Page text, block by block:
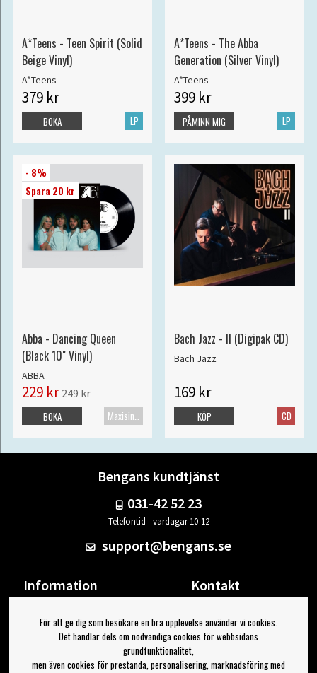
A*Teens - Teen Spirit (Solid
Beige Vinyl)
A*Teens
379 kr
LP
BOKA
A*Teens - The Abba
Generation (Silver Vinyl)
A*Teens
399 kr
LP
PÅMINN MIG
- 8%
Spara 20 kr
Abba - Dancing Queen
(Black 10" Vinyl)
ABBA
229 kr249 kr
Maxisingel
BOKA
Bach Jazz - II (Digipak CD)
Bach Jazz
169 kr
CD
KÖP
Bengans kundtjänst
031-42 52 23
Telefontid - vardagar 10-12
support@bengans.se
Information
Om Bengans
FAQ / Köp- & Leveransvillkor
Kontakt
Din sida
Logga ut
För att ge dig som besökare en bra upplevelse använder vi cookies.
Det handlar dels om nödvändiga cookies för webbsidans
grundfunktionalitet,
men även cookies för prestanda, personalisering, marknadsföring med